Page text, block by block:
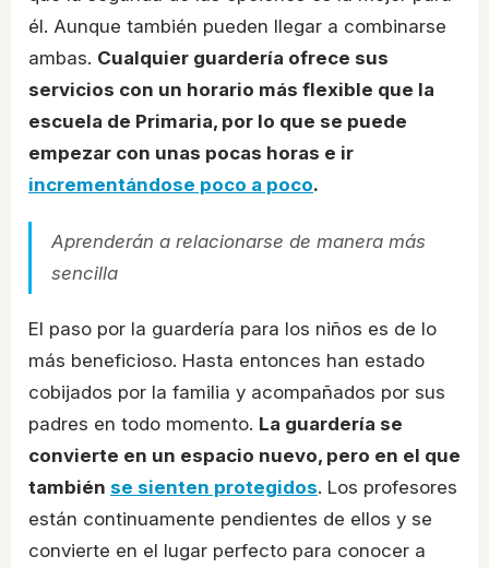
él. Aunque también pueden llegar a combinarse
ambas. Cualquier guardería ofrece sus
servicios con un horario más flexible que la
escuela de Primaria, por lo que se puede
empezar con unas pocas horas e ir
incrementándose poco a poco.
Aprenderán a relacionarse de manera más
sencilla
El paso por la guardería para los niños es de lo
más beneficioso. Hasta entonces han estado
cobijados por la familia y acompañados por sus
padres en todo momento. La guardería se
convierte en un espacio nuevo, pero en el que
también se sienten protegidos. Los profesores
están continuamente pendientes de ellos y se
convierte en el lugar perfecto para conocer a